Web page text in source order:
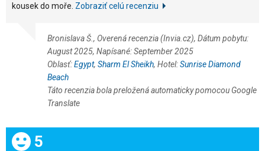
kousek do moře. Zobraziť celú recenziu
Bronislava Š., Overená recenzia (Invia.cz), Dátum pobytu:
August 2025, Napísané: September 2025
Oblasť:Egypt, Sharm El Sheikh, Hotel:Sunrise Diamond
Beach
Táto recenzia bola preložená automaticky pomocou Google
Translate
Celkom:
5